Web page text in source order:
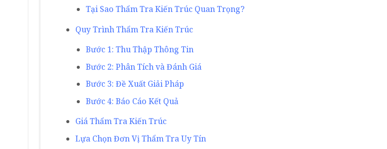
Tại Sao Thẩm Tra Kiến Trúc Quan Trọng?
Quy Trình Thẩm Tra Kiến Trúc
Bước 1: Thu Thập Thông Tin
Bước 2: Phân Tích và Đánh Giá
Bước 3: Đề Xuất Giải Pháp
Bước 4: Báo Cáo Kết Quả
Giá Thẩm Tra Kiến Trúc
Lựa Chọn Đơn Vị Thẩm Tra Uy Tín